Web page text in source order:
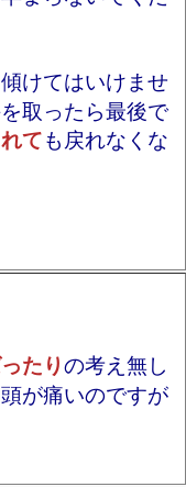
けてはいけませ
取ったら最後で
ても戻れなくな
たりの考え無し
が痛いのですが